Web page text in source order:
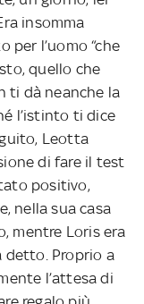
insomma
per l’uomo “che
quello che
ti dà neanche la
l’istinto ti dice
Leotta
di fare il test
positivo,
nella sua casa
mentre Loris era
detto. Proprio a
l’attesa di